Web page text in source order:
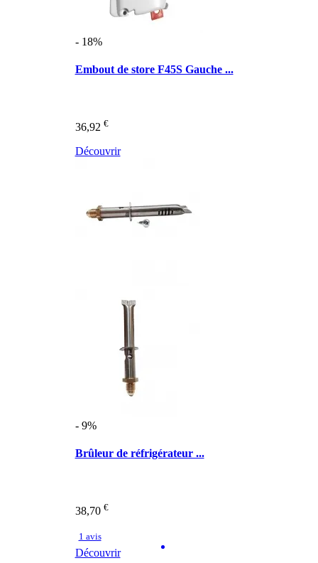
- 18%
Embout de store F45S Gauche ...
36,92 €
Découvrir
- 9%
Brûleur de réfrigérateur ...
38,70 €
1 avis
Découvrir